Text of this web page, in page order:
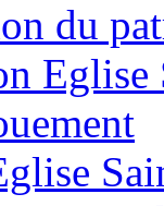
du
Eglise